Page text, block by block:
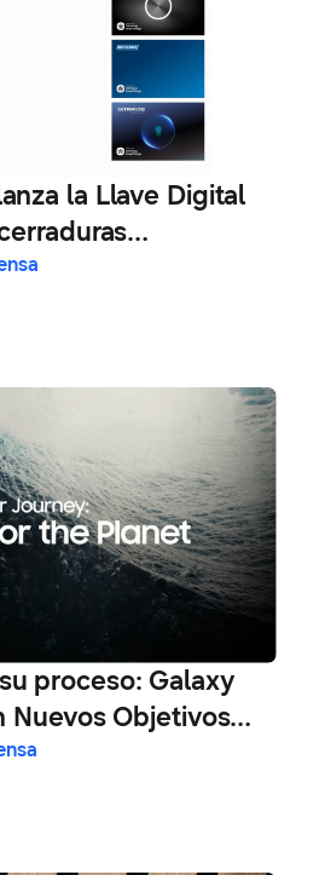
la Llave Digital
proceso: Galaxy
Nuevos Objetivos